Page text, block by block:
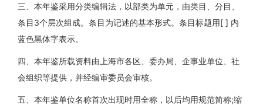
三、本年鉴采用分类编辑法，以部类为单元，由类目、分目、
条目3个层次组成。条目为记述的基本形式。条目标题用[ ] 内
蓝色黑体字表示。
四、本年鉴所载资料由上海市各区、委办局、企事业单位、社
会组织等提供，并经编审委员会审核。
五、本年鉴单位名称首次出现时用全称，以后均用规范简称;缩